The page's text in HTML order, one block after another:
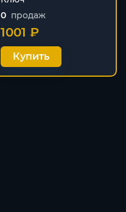
0 продаж
1001 ₽
Купить